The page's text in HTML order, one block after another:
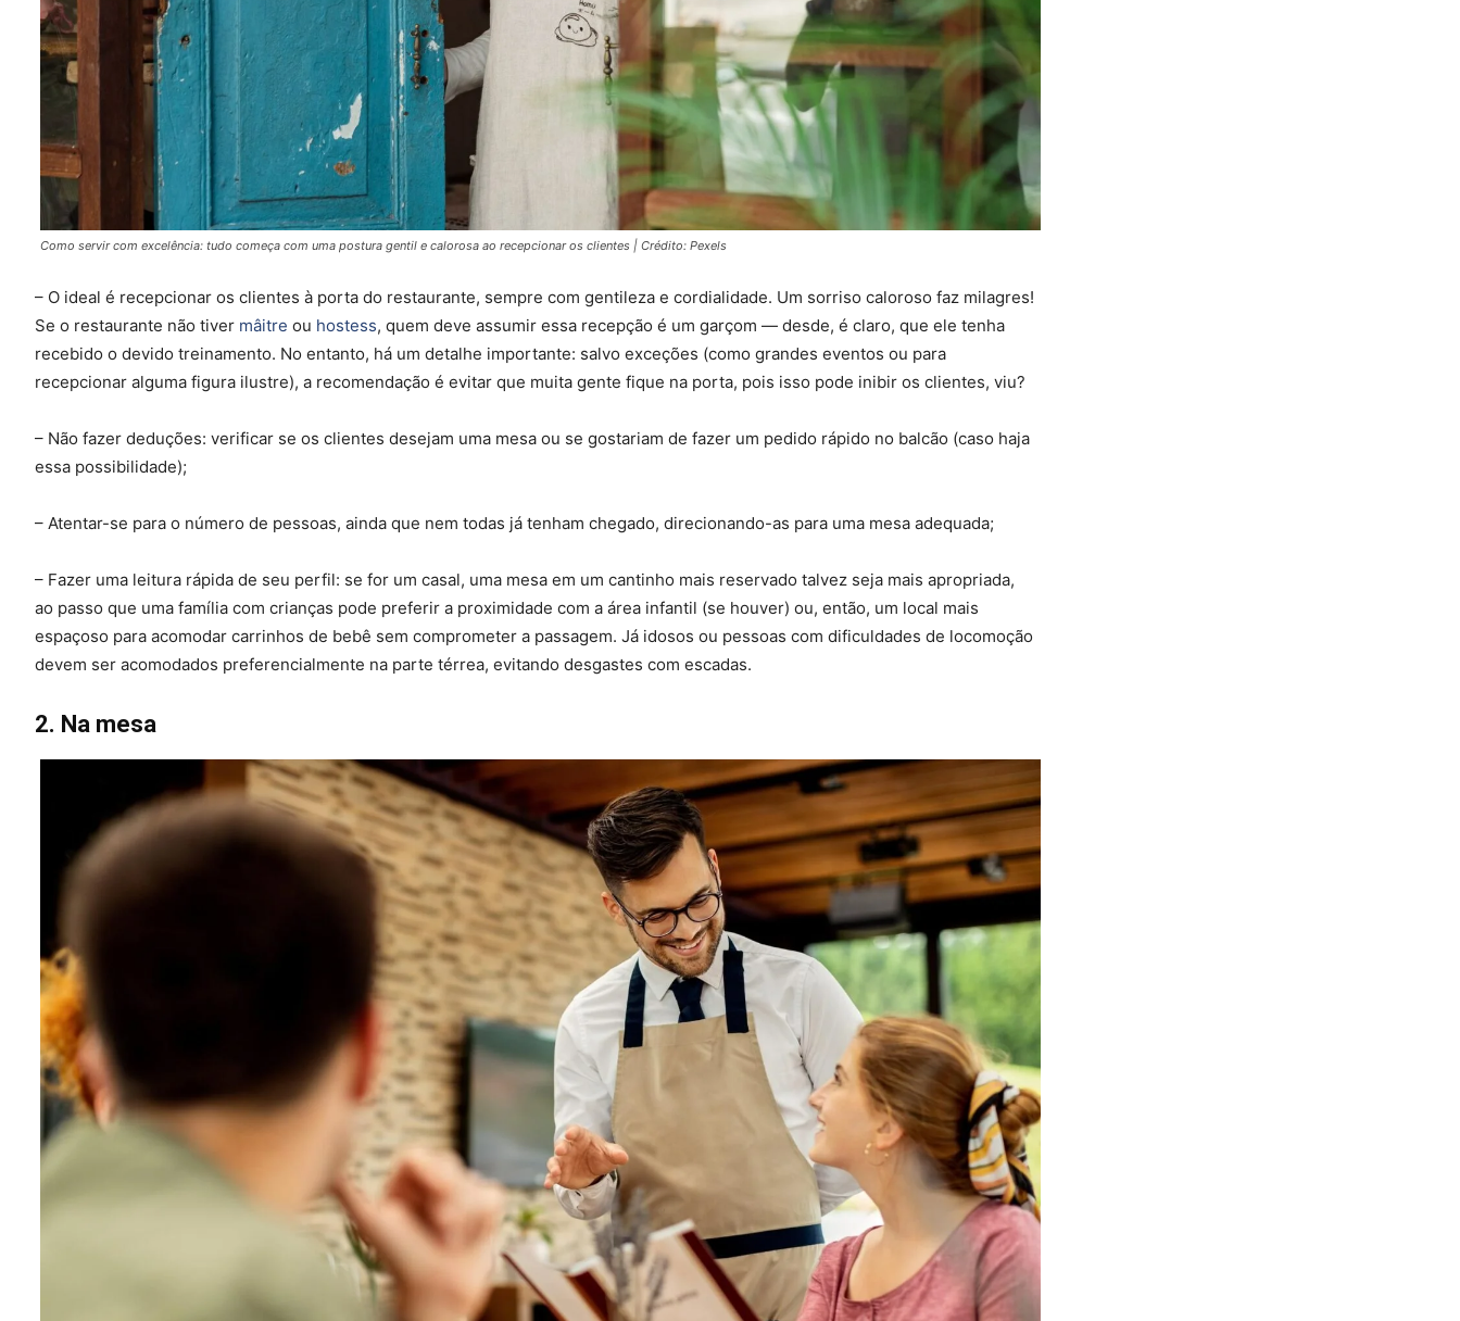
Como servir com excelência: tudo começa com uma postura gentil e calorosa ao recepcionar os clientes | Crédito: Pexels
– O ideal é recepcionar os clientes à porta do restaurante, sempre com gentileza e cordialidade. Um sorriso caloroso faz milagres!
Se o restaurante não tiver mâitre ou hostess, quem deve assumir essa recepção é um garçom — desde, é claro, que ele tenha
recebido o devido treinamento. No entanto, há um detalhe importante: salvo exceções (como grandes eventos ou para
recepcionar alguma figura ilustre), a recomendação é evitar que muita gente fique na porta, pois isso pode inibir os clientes, viu?
– Não fazer deduções: verificar se os clientes desejam uma mesa ou se gostariam de fazer um pedido rápido no balcão (caso haja
essa possibilidade);
– Atentar-se para o número de pessoas, ainda que nem todas já tenham chegado, direcionando-as para uma mesa adequada;
– Fazer uma leitura rápida de seu perfil: se for um casal, uma mesa em um cantinho mais reservado talvez seja mais apropriada,
ao passo que uma família com crianças pode preferir a proximidade com a área infantil (se houver) ou, então, um local mais
espaçoso para acomodar carrinhos de bebê sem comprometer a passagem. Já idosos ou pessoas com dificuldades de locomoção
devem ser acomodados preferencialmente na parte térrea, evitando desgastes com escadas.
2. Na mesa